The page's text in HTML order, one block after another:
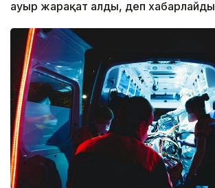
ауыр жарақат алды, деп хабарлайды